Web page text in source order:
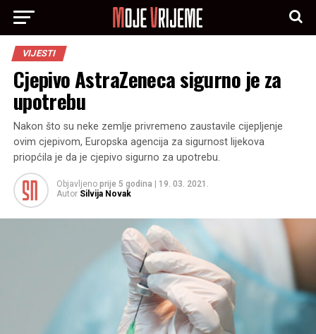
VIJESTI
Cjepivo AstraZeneca sigurno je za
upotrebu
Nakon što su neke zemlje privremeno zaustavile cijepljenje
ovim cjepivom, Europska agencija za sigurnost lijekova
priopćila je da je cjepivo sigurno za upotrebu.
Objavljeno prije 5 godina
19. 03. 2021.
Autor Silvija Novak